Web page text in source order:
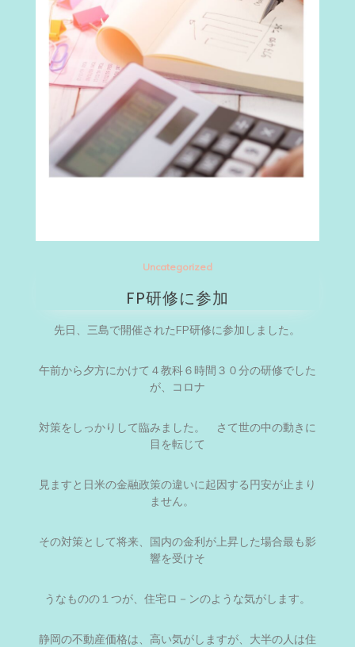
Uncategorized
FP研修に参加
先日、三島で開催されたFP研修に参加しました。
午前から夕方にかけて４教科６時間３０分の研修でした
が、コロナ
対策をしっかりして臨みました。 さて世の中の動きに
目を転じて
見ますと日米の金融政策の違いに起因する円安が止まり
ません。
その対策として将来、国内の金利が上昇した場合最も影
響を受けそ
うなものの１つが、住宅ロ－ンのような気がします。
静岡の不動産価格は、高い気がしますが、大半の人は住